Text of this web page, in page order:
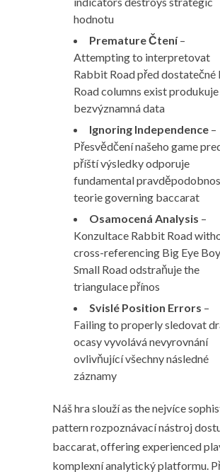
hodnotu
Premature Čtení–
Attempting to interpretovat
Rabbit Road před dostatečné
Road columns exist produkuje
bezvýznamná data
Ignoring Independence –
Přesvědčení našeho game
příští výsledky odporuje
fundamental
teorie governing baccarat
Osamocená Analysis –
Konzultace Rabbit Road
cross-referencing Big Eye
Small Road odstraňuje the
triangulace přínos
Svislé Position Errors –
Failing to properly sledovat
ocasy vyvolává nevyrovnání
ovlivňující všechny následné
záznamy
Náš hra slouží as the nejvíce
pattern rozpoznávací nástroj
baccarat, offering experienced
komplexní analytický platformu.